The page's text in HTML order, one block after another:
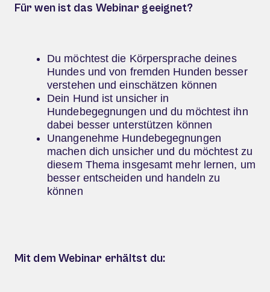
Für wen ist das Webinar geeignet?
Du möchtest die Körpersprache deines
Hundes und von fremden Hunden besser
verstehen und einschätzen können
Dein Hund ist unsicher in
Hundebegegnungen und du möchtest ihn
dabei besser unterstützen können
Unangenehme Hundebegegnungen
machen dich unsicher und du möchtest zu
diesem Thema insgesamt mehr lernen, um
besser entscheiden und handeln zu
können
Mit dem Webinar erhältst du: